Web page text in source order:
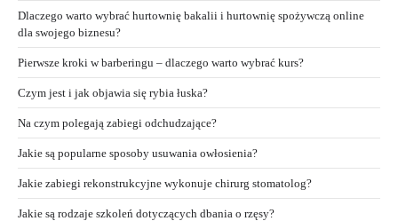
Dlaczego warto wybrać hurtownię bakalii i hurtownię spożywczą online
dla swojego biznesu?
Pierwsze kroki w barberingu – dlaczego warto wybrać kurs?
Czym jest i jak objawia się rybia łuska?
Na czym polegają zabiegi odchudzające?
Jakie są popularne sposoby usuwania owłosienia?
Jakie zabiegi rekonstrukcyjne wykonuje chirurg stomatolog?
Jakie są rodzaje szkoleń dotyczących dbania o rzęsy?